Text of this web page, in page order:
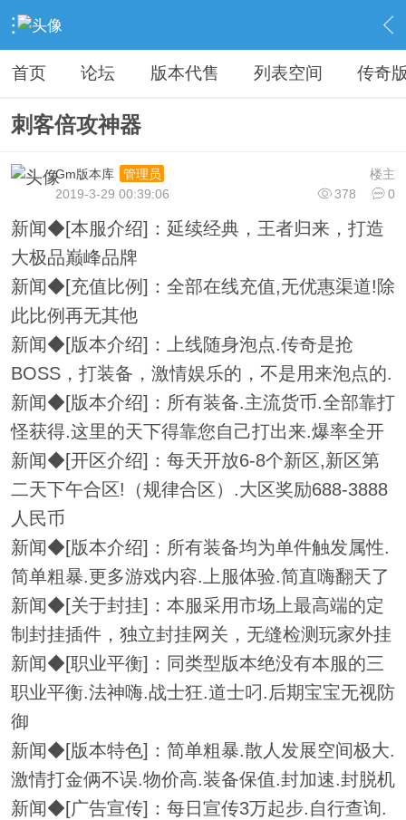
› 教程广告专区 › 广告专区 › 内容
首页 论坛 版本代售 列表空间 传奇
刺客倍攻神器
楼主
Gm版本库
管理员
378
0
2019-3-29 00:39:06
新闻◆[本服介绍]：延续经典，王者归来，打造
大极品巅峰品牌
新闻◆[充值比例]：全部在线充值,无优惠渠道!除
此比例再无其他
新闻◆[版本介绍]：上线随身泡点.传奇是抢
BOSS，打装备，激情娱乐的，不是用来泡点的.
新闻◆[版本介绍]：所有装备.主流货币.全部靠打
怪获得.这里的天下得靠您自己打出来.爆率全开
新闻◆[开区介绍]：每天开放6-8个新区,新区第
二天下午合区!（规律合区）.大区奖励688-3888
人民币
新闻◆[版本介绍]：所有装备均为单件触发属性.
简单粗暴.更多游戏内容.上服体验.简直嗨翻天了
新闻◆[关于封挂]：本服采用市场上最高端的定
制封挂插件，独立封挂网关，无缝检测玩家外挂
新闻◆[职业平衡]：同类型版本绝没有本服的三
职业平衡.法神嗨.战士狂.道士叼.后期宝宝无视防
御
新闻◆[版本特色]：简单粗暴.散人发展空间极大.
激情打金俩不误.物价高.装备保值.封加速.封脱机
新闻◆[广告宣传]：每日宣传3万起步.自行查询.